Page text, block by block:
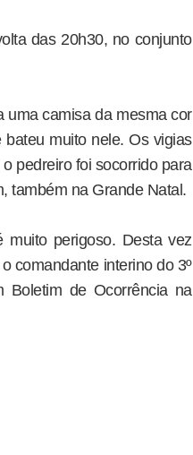
das 20h30, no conjunto
uma camisa da mesma cor
muito nele. Os vigias
pedreiro foi socorrido para
também na Grande Natal.
muito perigoso. Desta vez
comandante interino do 3º
Boletim de Ocorrência na